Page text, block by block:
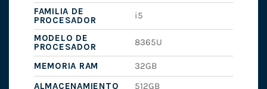
FAMILIA DE
PROCESADOR
i5
MODELO DE
PROCESADOR
8365U
MEMORIA RAM
32GB
ALMACENAMIENTO
512GB